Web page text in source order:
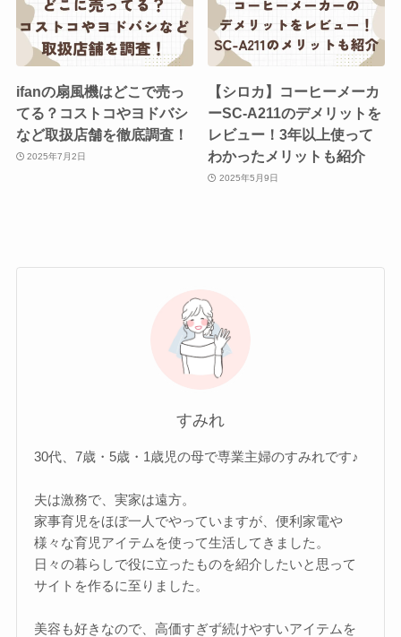
ifanの扇風機はどこで売っ
てる？コストコやヨドバシ
など取扱店舗を徹底調査！
2025年7月2日
【シロカ】コーヒーメーカ
ーSC-A211のデメリットを
レビュー！3年以上使って
わかったメリットも紹介
2025年5月9日
すみれ
30代、7歳・5歳・1歳児の母で専業主婦のすみれです♪
夫は激務で、実家は遠方。
家事育児をほぼ一人でやっていますが、便利家電や
様々な育児アイテムを使って生活してきました。
日々の暮らしで役に立ったものを紹介したいと思って
サイトを作るに至りました。
美容も好きなので、高価すぎず続けやすいアイテムを